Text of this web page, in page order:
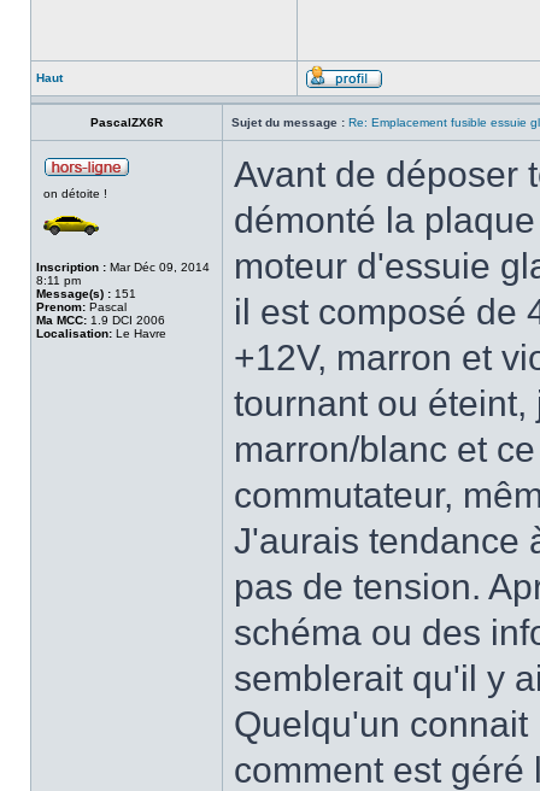
Haut
PascalZX6R Sujet du message : Re: Emplacement fusible essuie
on détoite !
Inscription : Mar Déc 09, 2014
8:11 pm
Message(s) : 151
Prenom: Pascal
Ma MCC: 1.9 DCI 2006
Localisation: Le Havre
Avant de déposer
démonté la
moteur d'essuie
il est composé de
+12V, marron et
tournant ou
marron/blanc et
commutateur,
J'aurais tendance
pas de tension.
schéma ou des
semblerait qu'il y
Quelqu'un
comment est géré